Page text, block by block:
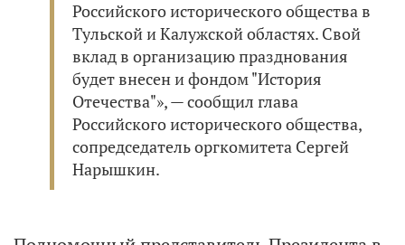
Российского исторического общества в
Тульской и Калужской областях. Свой
вклад в организацию празднования
будет внесен и фондом "История
Отечества"», — сообщил глава
Российского исторического общества,
сопредседатель оргкомитета Сергей
Нарышкин.